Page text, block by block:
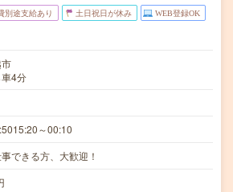
別途支給あり 土日祝日が休み WEB登録OK
4分
～00:10
できる方、大歓迎！